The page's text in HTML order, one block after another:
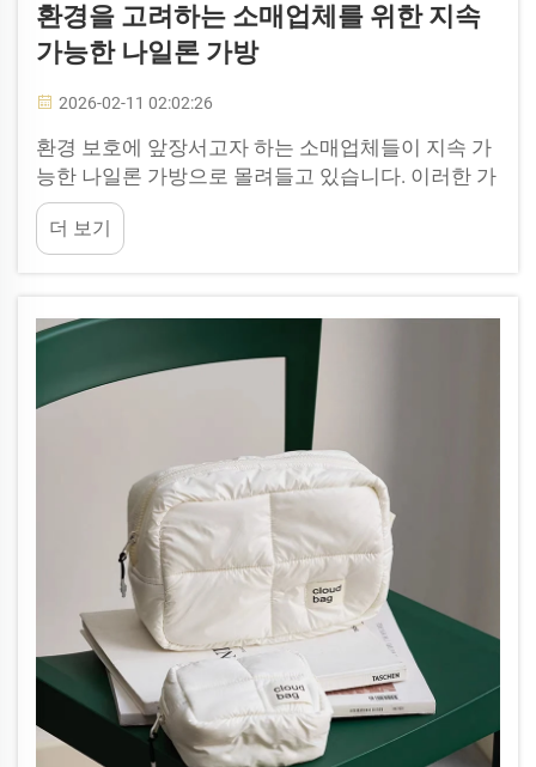
환경을 고려하는 소매업체를 위한 지속
가능한 나일론 가방
2026-02-11 02:02:26
환경 보호에 앞장서고자 하는 소매업체들이 지속 가
능한 나일론 가방으로 몰려들고 있습니다. 이러한 가
방은 단순히 유용한 제품을 넘어서, 고객에게 해당 매
장이 환경을 고려하는 기업임을 알리는 신호 역할을
합니다. KINGSTAR는 강도가 높고 친환경적인...
더 보기